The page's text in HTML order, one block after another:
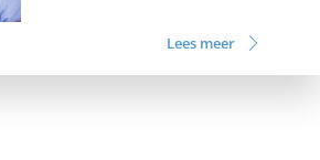
Lees meer